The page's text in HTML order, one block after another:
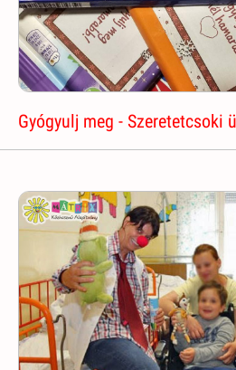
Gyógyulj meg - Szeretetcsoki